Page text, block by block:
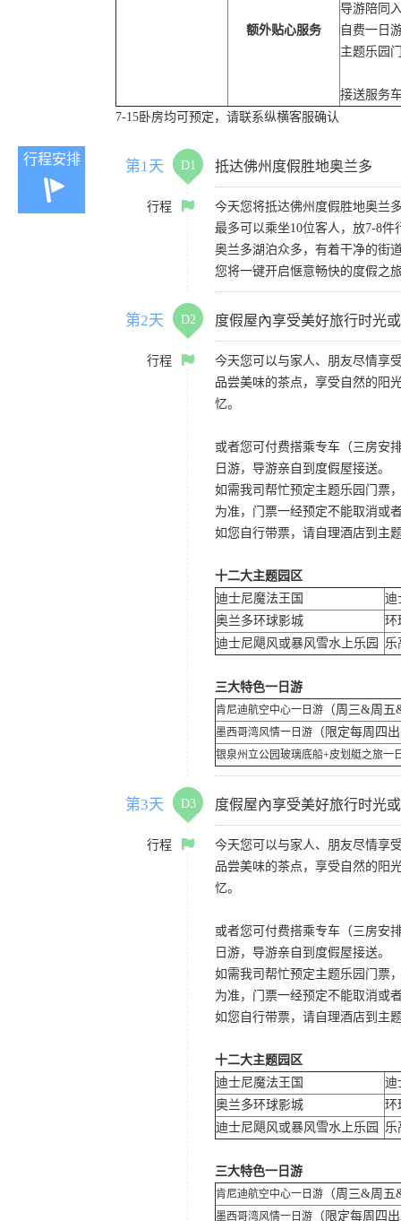
额外贴心服务
导游陪同
自费一日
主题乐园
接送服务
7-15卧房均可预定，请联系纵横客服确认
行程安排 第1天 D1 抵达佛州度假胜地奥兰多
行程
今天您将抵达佛州度假胜地奥兰
最多可以乘坐10位客人，放7-8
奥兰多湖泊众多，有着干净的街
您将一键开启惬意畅快的度假之
第2天 D2 度假屋內享受美好旅行时光
行程
今天您可以与家人、朋友尽情享
品尝美味的茶点，享受自然的阳
忆。
或者您可付费搭乘专车（三房安
日游，导游亲自到度假屋接送。
如需我司帮忙预定主题乐园门票
为准，门票一经预定不能取消或
如您自行带票，请自理酒店到主
十二大主题园区
迪士尼魔法王国
迪
奥兰多环球影城
环
迪士尼飓风或暴风雪水上乐园
乐
三大特色一日游
肯尼迪航空中心一日游 （周三&周
墨西哥湾风情一日游 （限定每周四
银泉州立公园玻璃底船+皮划艇之旅一
第3天 D3 度假屋內享受美好旅行时光
行程
今天您可以与家人、朋友尽情享
品尝美味的茶点，享受自然的阳
忆。
或者您可付费搭乘专车（三房安
日游，导游亲自到度假屋接送。
如需我司帮忙预定主题乐园门票
为准，门票一经预定不能取消或
如您自行带票，请自理酒店到主
十二大主题园区
迪士尼魔法王国
迪
奥兰多环球影城
环
迪士尼飓风或暴风雪水上乐园
乐
三大特色一日游
肯尼迪航空中心一日游 （周三&周
墨西哥湾风情一日游 （限定每周四